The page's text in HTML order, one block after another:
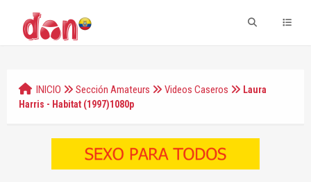
INICIO Sección Amateurs Videos Caseros
Laura
Harris - Habitat (1997)1080p